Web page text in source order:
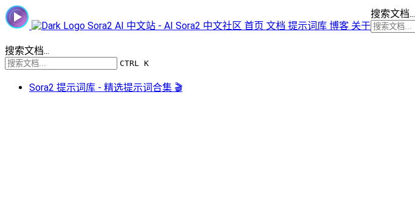
Sora2 AI 中文站 - AI Sora2 中文社区 首页 文档 提示词库 博客 关于
搜索文档...
搜索文档...
CTRL K
Sora2 提示词库 - 精选提示词合集 🎬